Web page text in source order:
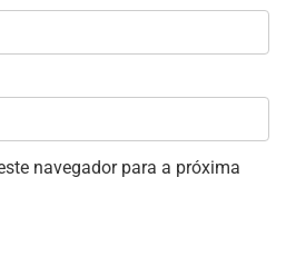
navegador para a próxima